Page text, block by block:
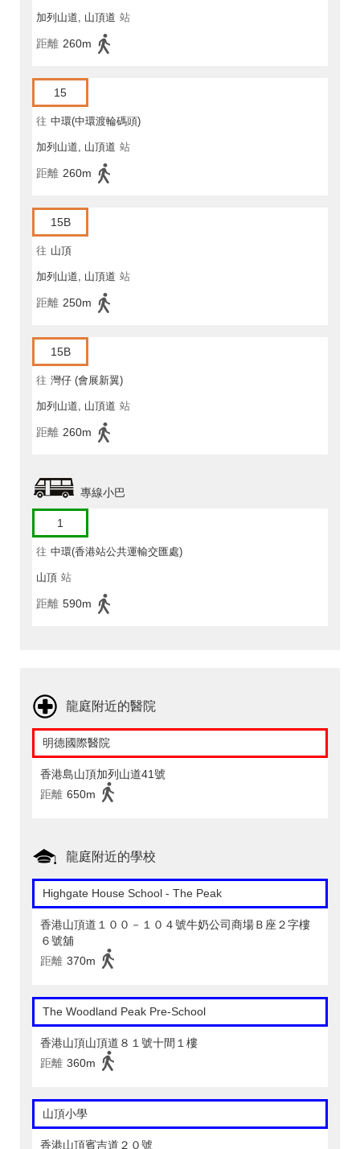
加列山道, 山頂道 站
距離 260m
15
往 中環(中環渡輪碼頭)
加列山道, 山頂道 站
距離 260m
15B
往 山頂
加列山道, 山頂道 站
距離 250m
15B
往 灣仔 (會展新翼)
加列山道, 山頂道 站
距離 260m
專線小巴
1
往 中環(香港站公共運輸交匯處)
山頂 站
距離 590m
龍庭附近的醫院
明德國際醫院
香港島山頂加列山道41號
距離 650m
龍庭附近的學校
Highgate House School - The Peak
香港山頂道１００－１０４號牛奶公司商場Ｂ座２字樓
６號舖
距離 370m
The Woodland Peak Pre-School
香港山頂山頂道８１號十間１樓
距離 360m
山頂小學
香港山頂賓吉道２０號